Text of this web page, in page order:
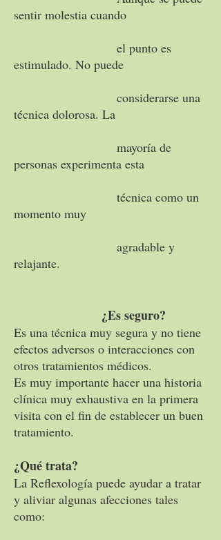
sentir molestia cuando
el punto es
estimulado. No puede
considerarse una
técnica dolorosa. La
mayoría de
personas experimenta esta
técnica como un
momento muy
agradable y
relajante.
¿Es seguro?
Es una técnica muy segura y no tiene
efectos adversos o interacciones con
otros tratamientos médicos.
Es muy importante hacer una historia
clínica muy exhaustiva en la primera
visita con el fin de establecer un buen
tratamiento.
¿Qué trata?
La Reflexología puede ayudar a tratar
y aliviar algunas afecciones tales
como: